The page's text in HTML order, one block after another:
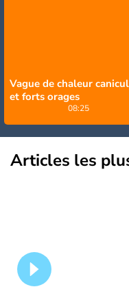
Vague de chaleur
et forts orages
08:25
Articles les